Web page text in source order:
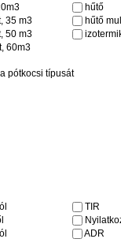
35 m3
50 m3
60m3
hűtő
hűtő
pótkocsi típusát
TIR
ADR